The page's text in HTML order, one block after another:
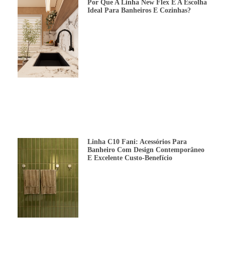
Por Que A Linha New Flex É A Escolha
Ideal Para Banheiros E Cozinhas?
Linha C10 Fani: Acessórios Para
Banheiro Com Design Contemporâneo
E Excelente Custo-Benefício